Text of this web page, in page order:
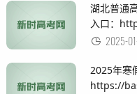
湖北普通
入口：
2025-
2025年寒
https://